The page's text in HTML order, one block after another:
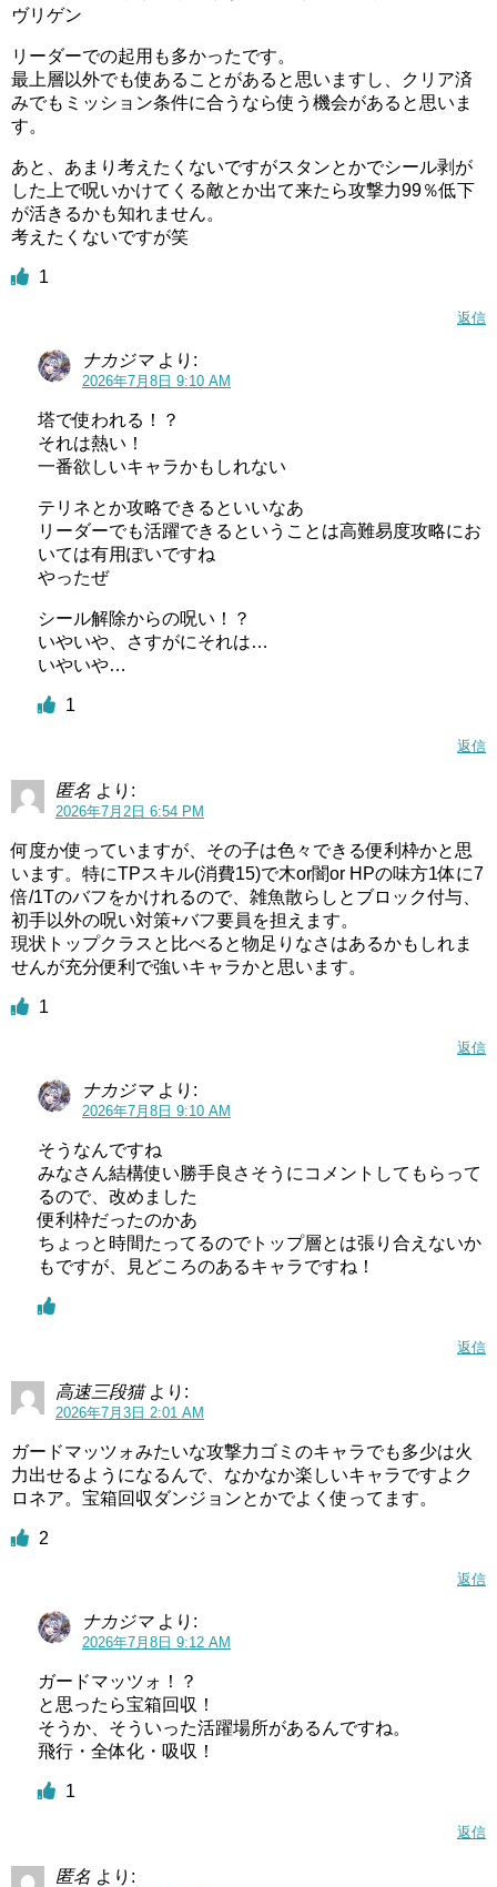
ヴリゲン
リーダーでの起用も多かったです。
最上層以外でも使あることがあると思いますし、クリア済
みでもミッション条件に合うなら使う機会があると思いま
す。
あと、あまり考えたくないですがスタンとかでシール剥が
した上で呪いかけてくる敵とか出て来たら攻撃力99％低下
が活きるかも知れません。
考えたくないですが笑
1
返信
ナカジマ より:
2026年7月8日 9:10 AM
塔で使われる！？
それは熱い！
一番欲しいキャラかもしれない
テリネとか攻略できるといいなあ
リーダーでも活躍できるということは高難易度攻略にお
いては有用ぽいですね
やったぜ
シール解除からの呪い！？
いやいや、さすがにそれは…
いやいや…
1
返信
匿名 より:
2026年7月2日 6:54 PM
何度か使っていますが、その子は色々できる便利枠かと思
います。特にTPスキル(消費15)で木or闇or HPの味方1体に7
倍/1Tのバフをかけれるので、雑魚散らしとブロック付与、
初手以外の呪い対策+バフ要員を担えます。
現状トップクラスと比べると物足りなさはあるかもしれま
せんが充分便利で強いキャラかと思います。
1
返信
ナカジマ より:
2026年7月8日 9:10 AM
そうなんですね
みなさん結構使い勝手良さそうにコメントしてもらって
るので、改めました
便利枠だったのかあ
ちょっと時間たってるのでトップ層とは張り合えないか
もですが、見どころのあるキャラですね！
返信
高速三段猫 より:
2026年7月3日 2:01 AM
ガードマッツォみたいな攻撃力ゴミのキャラでも多少は火
力出せるようになるんで、なかなか楽しいキャラですよク
ロネア。宝箱回収ダンジョンとかでよく使ってます。
2
返信
ナカジマ より:
2026年7月8日 9:12 AM
ガードマッツォ！？
と思ったら宝箱回収！
そうか、そういった活躍場所があるんですね。
飛行・全体化・吸収！
1
返信
匿名 より: